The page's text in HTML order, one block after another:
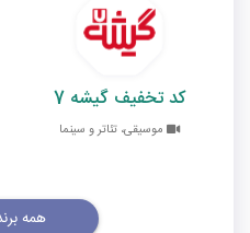
کد تخفیف گیشه 7
موسیقی، تئاتر و سینما
همه